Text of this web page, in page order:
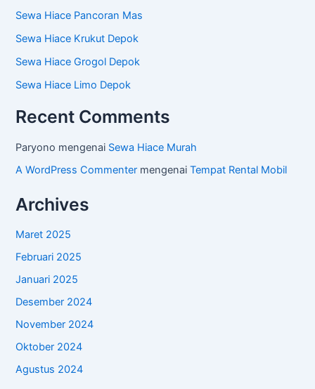
Sewa Hiace Pancoran Mas
Sewa Hiace Krukut Depok
Sewa Hiace Grogol Depok
Sewa Hiace Limo Depok
Recent Comments
Paryono mengenai Sewa Hiace Murah
A WordPress Commenter mengenaiTempat Rental Mobil
Archives
Maret 2025
Februari 2025
Januari 2025
Desember 2024
November 2024
Oktober 2024
Agustus 2024